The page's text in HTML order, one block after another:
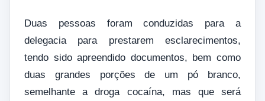
Duas pessoas foram conduzidas para a
delegacia para prestarem esclarecimentos,
tendo sido apreendido documentos, bem como
duas grandes porções de um pó branco,
semelhante a droga cocaína, mas que será